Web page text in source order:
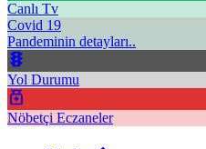
Canlı Tv
Covid 19
Pandeminin detayları..
Yol Durumu
Nöbetçi Eczaneler